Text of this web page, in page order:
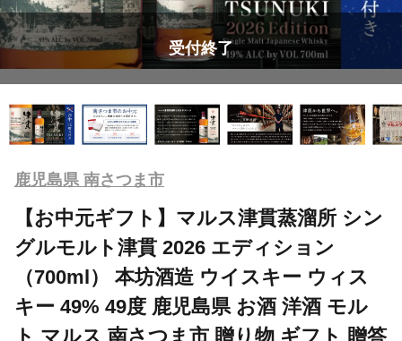
受付終了
鹿児島県 南さつま市
【お中元ギフト】マルス津貫蒸溜所 シン
グルモルト津貫 2026 エディション
（700ml） 本坊酒造 ウイスキー ウィス
キー 49% 49度 鹿児島県 お酒 洋酒 モル
ト マルス 南さつま市 贈り物 ギフト 贈答